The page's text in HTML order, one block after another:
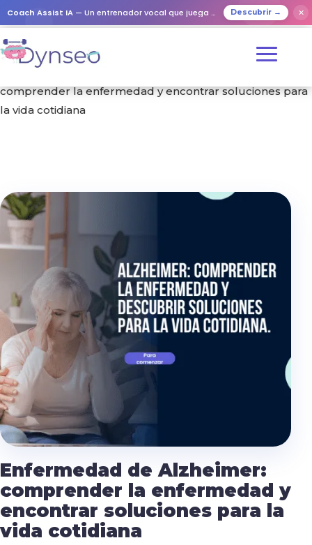
Coach Assist IA — Un entrenador vocal que juega con tus seres queridos Descubrir → ✕
/Formación
comprender la enfermedad y encontrar soluciones para
la vida cotidiana
Enfermedad de Alzheimer:
comprender la enfermedad y
encontrar soluciones para la
vida cotidiana